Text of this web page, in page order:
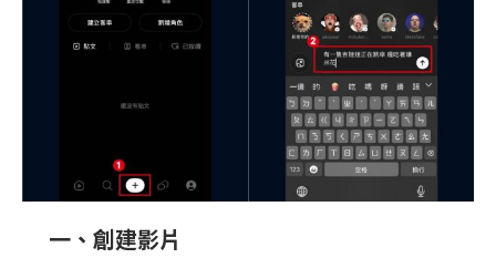
一、創建影片